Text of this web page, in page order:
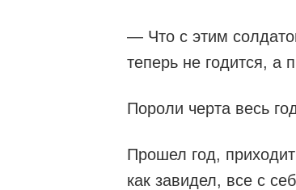
— Что с этим
теперь не годится, а
Пороли черта весь
Прошел год,
как завидел, все с